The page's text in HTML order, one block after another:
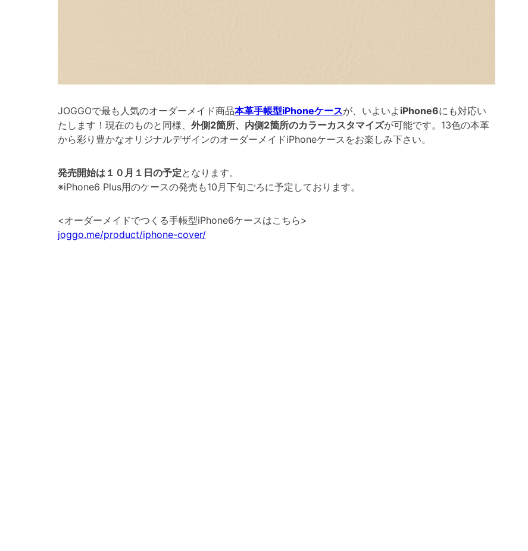
JOGGOで最も人気のオーダーメイド商品本革手帳型iPhoneケースが、いよいよ iPhone6にも対応い
たします！現在のものと同様、 外側2箇所、内側2箇所のカラーカスタマイズが可能です。13色の本革
から彩り豊かなオリジナルデザインのオーダーメイドiPhoneケースをお楽しみ下さい。
発売開始は１０月１日の予定となります。
※iPhone6 Plus用のケースの発売も10月下旬ごろに予定しております。
<オーダーメイドでつくる手帳型iPhone6ケースはこちら>
joggo.me/product/iphone-cover/